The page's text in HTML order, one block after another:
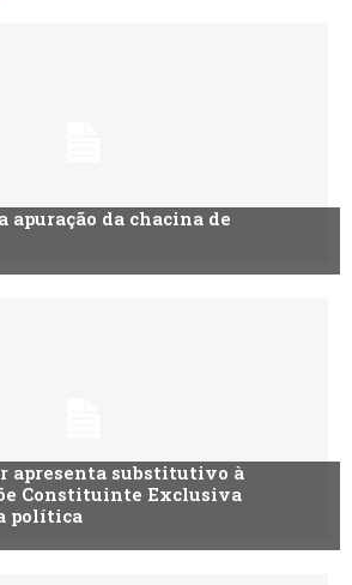
apuração da chacina de
apresenta substitutivo à
Constituinte Exclusiva
política